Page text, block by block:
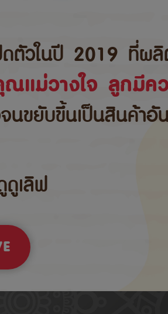
ดตัวในปี 2019 ที่ผ
แม่วางใจ ลูกมีค
นขยับขึ้นเป็นสินค้า
เลิฟ